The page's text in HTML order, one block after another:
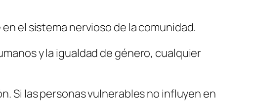
el sistema nervioso de la comunidad.
y la igualdad de género, cualquier
Si las personas vulnerables no influyen en